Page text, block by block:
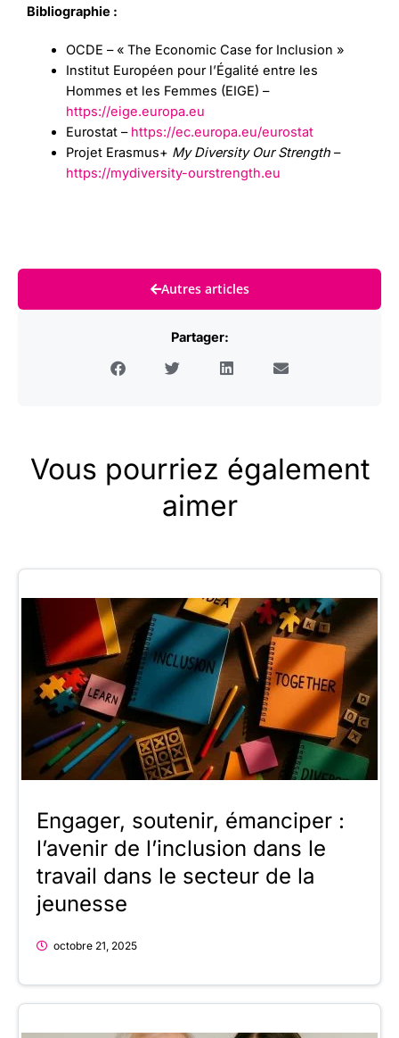
Bibliographie :
OCDE – « The Economic Case for Inclusion »
Institut Européen pour l’Égalité entre les
Hommes et les Femmes (EIGE) –
https://eige.europa.eu
Eurostat – https://ec.europa.eu/eurostat
Projet Erasmus+ My Diversity Our Strength–
https://mydiversity-ourstrength.eu
Autres articles
Partager:
Vous pourriez également
aimer
Engager, soutenir, émanciper :
l’avenir de l’inclusion dans le
travail dans le secteur de la
jeunesse
octobre 21, 2025